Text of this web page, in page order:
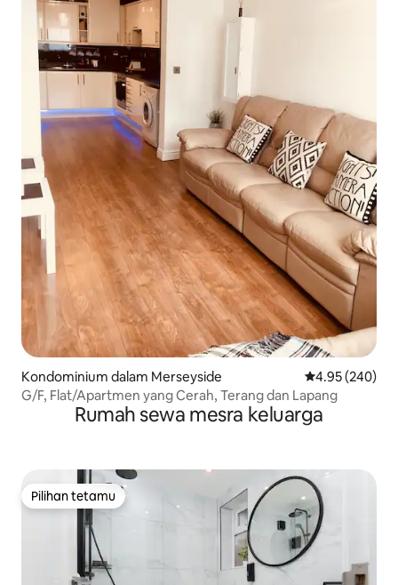
Kondominium dalam Merseyside Penarafan
4.95 (240)
G/F, Flat/Apartmen yang Cerah, Terang dan Lapang
Rumah sewa mesra keluarga
Pilihan tetamu
Pilihan tetamu